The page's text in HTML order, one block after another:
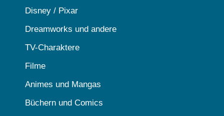
Disney / Pixar
Dreamworks und andere
TV-Charaktere
Filme
Animes und Mangas
Büchern und Comics